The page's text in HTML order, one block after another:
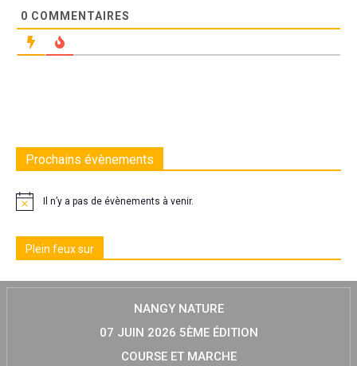
0 COMMENTAIRES
Prochains évènements
Il n’y a pas de évènements à venir.
Plein feux sur
NANGY NATURE
07 JUIN 2026 5ÈME ÉDITION
COURSE ET MARCHE